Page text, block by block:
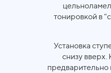
тонировкой в
Установка
снизу вверх.
предварительно